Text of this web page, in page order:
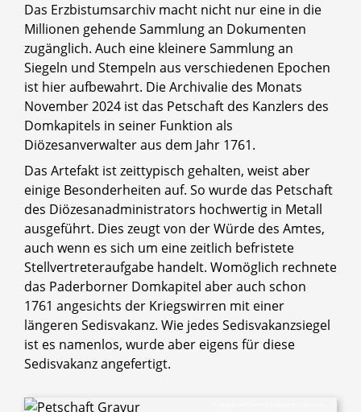
Das Erzbistumsarchiv macht nicht nur eine in die
Millionen gehende Sammlung an Dokumenten
zugänglich. Auch eine kleinere Sammlung an
Siegeln und Stempeln aus verschiedenen Epochen
ist hier aufbewahrt. Die Archivalie des Monats
November 2024 ist das Petschaft des Kanzlers des
Domkapitels in seiner Funktion als
Diözesanverwalter aus dem Jahr 1761.
Das Artefakt ist zeittypisch gehalten, weist aber
einige Besonderheiten auf. So wurde das Petschaft
des Diözesanadministrators hochwertig in Metall
ausgeführt. Dies zeugt von der Würde des Amtes,
auch wenn es sich um eine zeitlich befristete
Stellvertreteraufgabe handelt. Womöglich rechnete
das Paderborner Domkapitel aber auch schon
1761 angesichts der Kriegswirren mit einer
längeren Sedisvakanz. Wie jedes Sedisvakanzsiegel
ist es namenlos, wurde aber eigens für diese
Sedisvakanz angefertigt.